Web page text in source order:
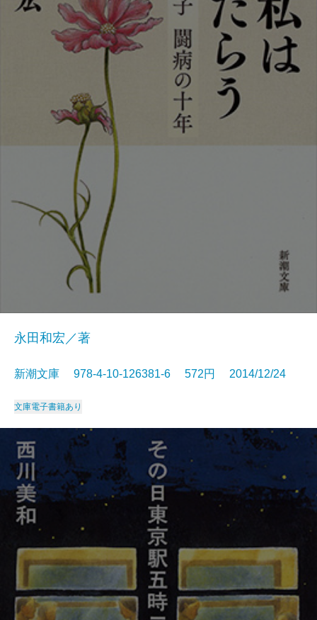
永田和宏／著
新潮文庫 978-4-10-126381-6 572円 2014/12/24
文庫電子書籍あり